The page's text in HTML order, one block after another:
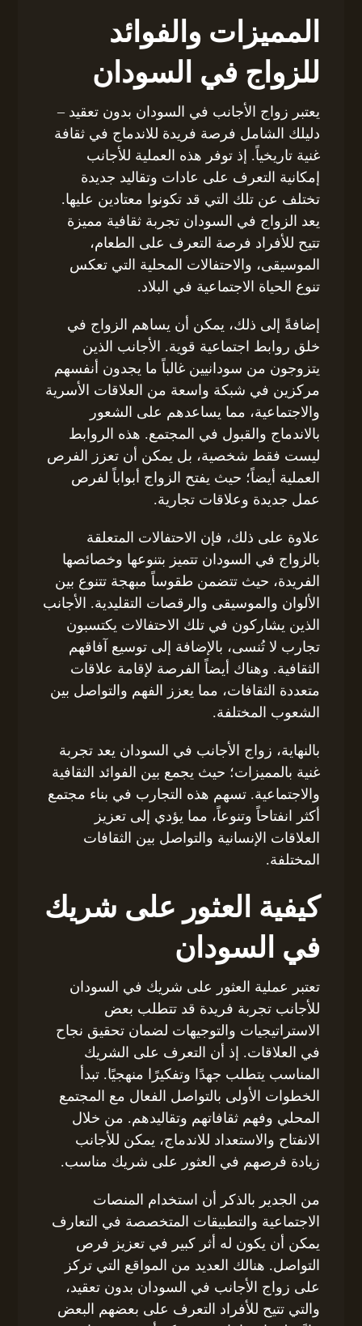
المميزات والفوائد
للزواج في السودان
يعتبر زواج الأجانب في السودان بدون تعقيد –
دليلك الشامل فرصة فريدة للاندماج في ثقافة
غنية تاريخياً. إذ توفر هذه العملية للأجانب
إمكانية التعرف على عادات وتقاليد جديدة
تختلف عن تلك التي قد تكونوا معتادين عليها.
يعد الزواج في السودان تجربة ثقافية مميزة
تتيح للأفراد فرصة التعرف على الطعام،
الموسيقى، والاحتفالات المحلية التي تعكس
تنوع الحياة الاجتماعية في البلاد.
إضافةً إلى ذلك، يمكن أن يساهم الزواج في
خلق روابط اجتماعية قوية. الأجانب الذين
يتزوجون من سودانيين غالباً ما يجدون أنفسهم
مركزين في شبكة واسعة من العلاقات الأسرية
والاجتماعية، مما يساعدهم على الشعور
بالاندماج والقبول في المجتمع. هذه الروابط
ليست فقط شخصية، بل يمكن أن تعزز الفرص
العملية أيضاً؛ حيث يفتح الزواج أبواباً لفرص
عمل جديدة وعلاقات تجارية.
علاوة على ذلك، فإن الاحتفالات المتعلقة
بالزواج في السودان تتميز بتنوعها وخصائصها
الفريدة، حيث تتضمن طقوساً مبهجة تتنوع بين
الألوان والموسيقى والرقصات التقليدية. الأجانب
الذين يشاركون في تلك الاحتفالات يكتسبون
تجارب لا تُنسى، بالإضافة إلى توسيع آفاقهم
الثقافية. وهناك أيضاً الفرصة لإقامة علاقات
متعددة الثقافات، مما يعزز الفهم والتواصل بين
الشعوب المختلفة.
بالنهاية، زواج الأجانب في السودان يعد تجربة
غنية بالمميزات؛ حيث يجمع بين الفوائد الثقافية
والاجتماعية. تسهم هذه التجارب في بناء مجتمع
أكثر انفتاحاً وتنوعاً، مما يؤدي إلى تعزيز
العلاقات الإنسانية والتواصل بين الثقافات
المختلفة.
كيفية العثور على شريك
في السودان
تعتبر عملية العثور على شريك في السودان
للأجانب تجربة فريدة قد تتطلب بعض
الاستراتيجيات والتوجيهات لضمان تحقيق نجاح
في العلاقات. إذ أن التعرف على الشريك
المناسب يتطلب جهدًا وتفكيرًا منهجيًا. تبدأ
الخطوات الأولى بالتواصل الفعال مع المجتمع
المحلي وفهم ثقافاتهم وتقاليدهم. من خلال
الانفتاح والاستعداد للاندماج، يمكن للأجانب
زيادة فرصهم في العثور على شريك مناسب.
من الجدير بالذكر أن استخدام المنصات
الاجتماعية والتطبيقات المتخصصة في التعارف
يمكن أن يكون له أثر كبير في تعزيز فرص
التواصل. هنالك العديد من المواقع التي تركز
على زواج الأجانب في السودان بدون تعقيد،
والتي تتيح للأفراد التعرف على بعضهم البعض